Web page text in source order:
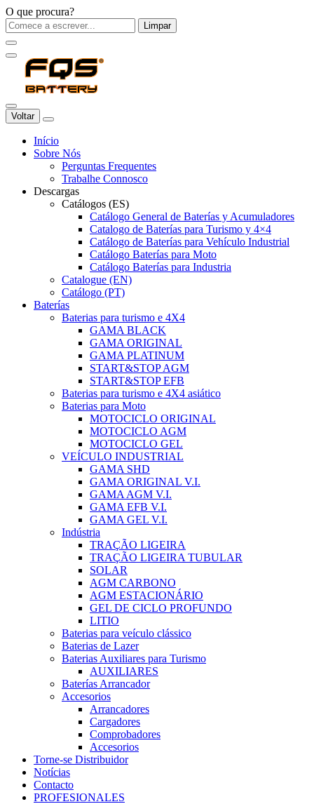
O que procura?
Limpar
Voltar
Início
Sobre Nós
Perguntas Frequentes
Trabalhe Connosco
Descargas
Catálogos (ES)
Catálogo General de Baterías y Acumuladores
Catalogo de Baterías para Turismo y 4×4
Catálogo de Baterías para Vehículo Industrial
Catálogo Baterías para Moto
Catálogo Baterías para Industria
Catalogue (EN)
Catálogo (PT)
Baterías
Baterias para turismo e 4X4
GAMA BLACK
GAMA ORIGINAL
GAMA PLATINUM
START&STOP AGM
START&STOP EFB
Baterias para turismo e 4X4 asiático
Baterias para Moto
MOTOCICLO ORIGINAL
MOTOCICLO AGM
MOTOCICLO GEL
VEÍCULO INDUSTRIAL
GAMA SHD
GAMA ORIGINAL V.I.
GAMA AGM V.I.
GAMA EFB V.I.
GAMA GEL V.I.
Indústria
TRAÇÃO LIGEIRA
TRAÇÃO LIGEIRA TUBULAR
SOLAR
AGM CARBONO
AGM ESTACIONÁRIO
GEL DE CICLO PROFUNDO
LITIO
Baterias para veículo clássico
Baterias de Lazer
Baterias Auxiliares para Turismo
AUXILIARES
Baterías Arrancador
Accesorios
Arrancadores
Cargadores
Comprobadores
Accesorios
Torne-se Distribuidor
Notícias
Contacto
PROFESIONALES